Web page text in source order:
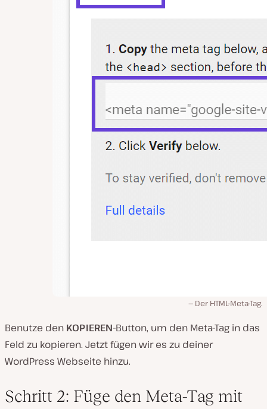
Der HTML-Meta-Tag.
Benutze den KOPIEREN-Button, um den Meta-Tag in das
Feld zu kopieren. Jetzt fügen wir es zu deiner
WordPress Webseite hinzu.
Schritt 2: Füge den Meta-Tag mit